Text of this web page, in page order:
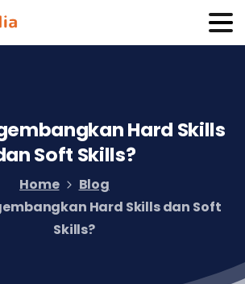
Hard Skills
Soft Skills?
Home
Blog
Hard Skills dan Soft
Skills?